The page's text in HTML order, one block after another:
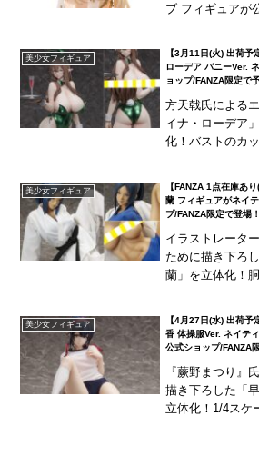
ブ フィギュアが
定で予約開始！
美少女フィギュア
【3月11日(火) 出荷
ローデア バニーVer.
ョップ/FANZA限定で
方天戟氏による
イナ・ローデア
化！バストのカ
ツはもちろんキ
美少女フィギュア
【FANZA 1点在庫あ
蘭 フィギュアがネイ
プ/FANZA限定で登場！
イラストレータ
ために描き下ろ
蘭」を立体化！
製で様々なシチ
締まったボディ
美少女フィギュア
【4月27日(水) 出荷
香 体操服Ver. ネイテ
公式ショップ/FANZA
『蕨野まつり』
描き下ろした「
立体化！1/4スケ
製体操服を使用